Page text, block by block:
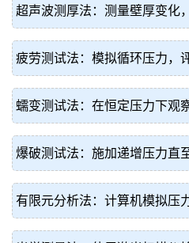
超声波测厚法：测量壁厚变化
疲劳测试法：模拟循环压力，
蠕变测试法：在恒定压力下观
爆破测试法：施加递增压力直
有限元分析法：计算机模拟压